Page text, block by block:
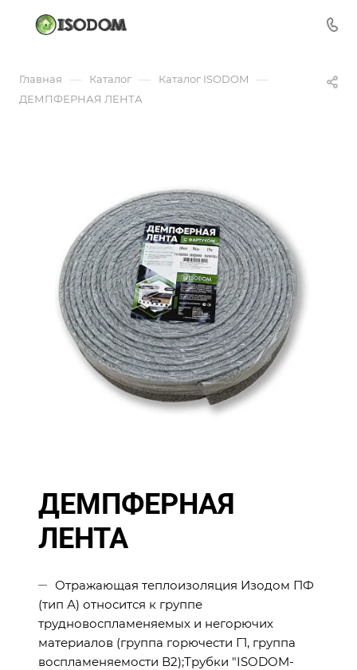
Главная — Каталог — Каталог ISODOM —
ДЕМПФЕРНАЯ ЛЕНТА
ДЕМПФЕРНАЯ
ЛЕНТА
Отражающая теплоизоляция Изодом ПФ
(тип А) относится к группе
трудновоспламеняемых и негорючих
материалов (группа горючести Г1, группа
воспламеняемости В2);Трубки "ISODOM-